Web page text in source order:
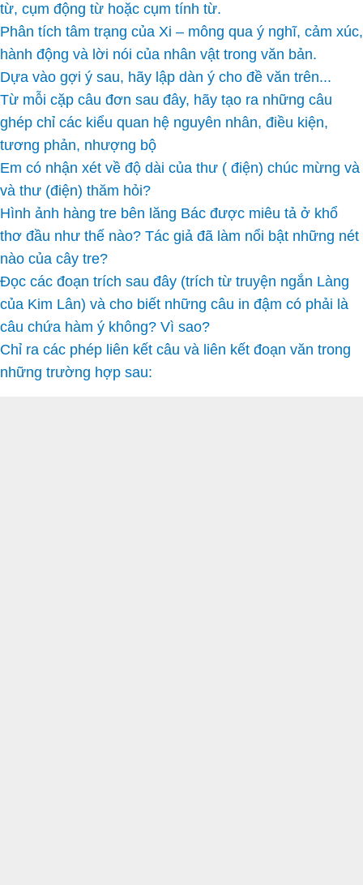
từ, cụm động từ hoặc cụm tính từ.
Phân tích tâm trạng của Xi – mông qua ý nghĩ, cảm xúc,
hành động và lời nói của nhân vật trong văn bản.
Dựa vào gợi ý sau, hãy lập dàn ý cho đề văn trên...
Từ mỗi cặp câu đơn sau đây, hãy tạo ra những câu
ghép chỉ các kiểu quan hệ nguyên nhân, điều kiện,
tương phản, nhượng bộ
Em có nhận xét về độ dài của thư ( điện) chúc mừng và
và thư (điện) thăm hỏi?
Hình ảnh hàng tre bên lăng Bác được miêu tả ở khổ
thơ đầu như thế nào? Tác giả đã làm nổi bật những nét
nào của cây tre?
Đọc các đoạn trích sau đây (trích từ truyện ngắn Làng
của Kim Lân) và cho biết những câu in đậm có phải là
câu chứa hàm ý không? Vì sao?
Chỉ ra các phép liên kết câu và liên kết đoạn văn trong
những trường hợp sau: